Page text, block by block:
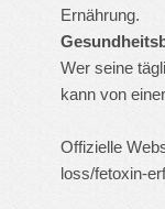
Ernährung.
Wer seine
kann von
Offizielle
loss/fetoxin-